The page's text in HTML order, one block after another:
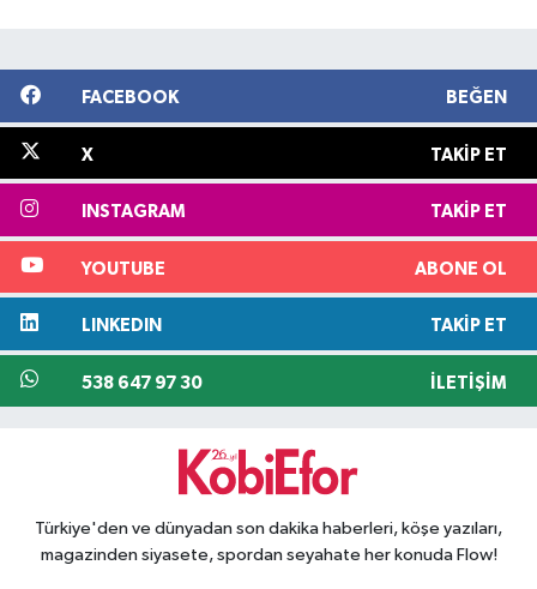
FACEBOOK BEĞEN
X TAKIP ET
INSTAGRAM TAKIP ET
YOUTUBE ABONE OL
LINKEDIN TAKIP ET
538 647 97 30 İLETIŞIM
Türkiye'den ve dünyadan son dakika haberleri, köşe yazıları,
magazinden siyasete, spordan seyahate her konuda Flow!